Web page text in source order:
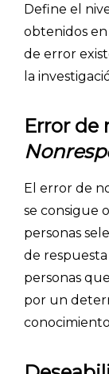
-
-
- Encuestas
-
-
- Marketing
Define el
obtenidos
de error
la
Error de
El error de
se consigue
personas
de respuesta
personas
por un